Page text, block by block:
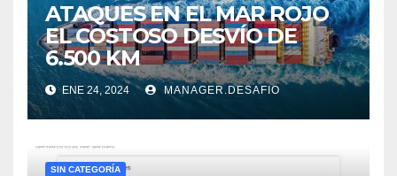
ATAQUES EN EL MAR ROJO
EL COSTOSO DESVÍO DE
6.500 KM
ENE 24, 2024 MANAGER.DESAFIO
SIN CATEGORÍA